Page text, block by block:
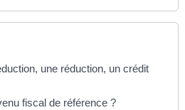
une réduction, un crédit
fiscal de référence ?